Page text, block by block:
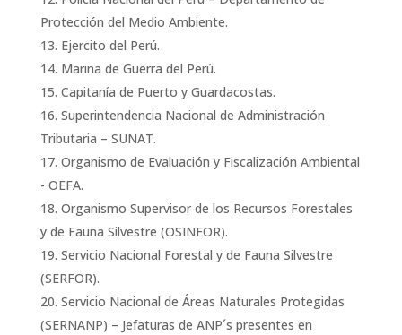
Protección del Medio Ambiente.
Ejercito del Perú.
Marina de Guerra del Perú.
Capitanía de Puerto y Guardacostas.
Superintendencia Nacional de Administración
Tributaria – SUNAT.
Organismo de Evaluación y Fiscalización Ambiental
- OEFA.
Organismo Supervisor de los Recursos Forestales
y de Fauna Silvestre (OSINFOR).
Servicio Nacional Forestal y de Fauna Silvestre
(SERFOR).
Servicio Nacional de Áreas Naturales Protegidas
(SERNANP) – Jefaturas de ANP´s presentes en